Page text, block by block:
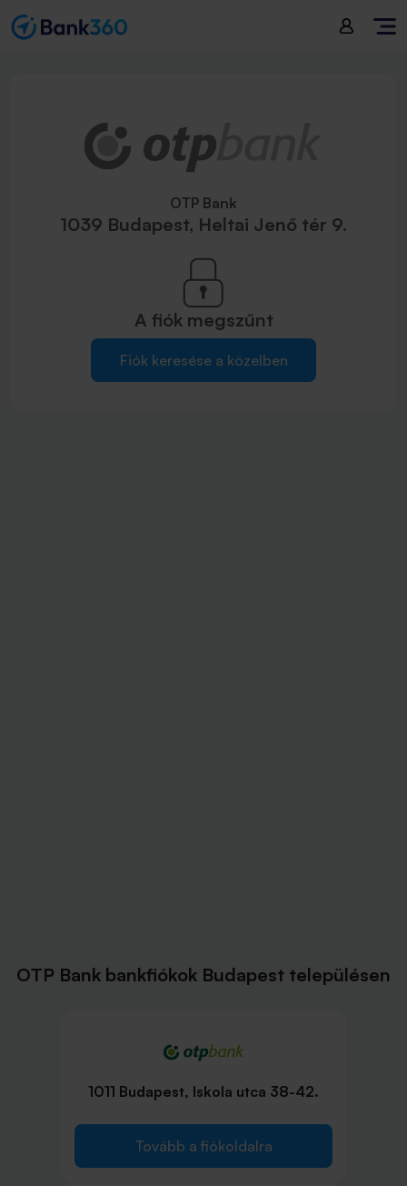
OTP Bank
1039 Budapest, Heltai Jenő tér 9.
A fiók megszűnt
Fiók keresése a közelben
OTP Bank bankfiókok Budapest településen
1011 Budapest, Iskola utca 38-42.
Tovább a fiókoldalra